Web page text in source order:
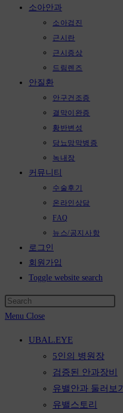
소아안과
소아검진
근시란
근시증상
드림렌즈
안질환
안구건조증
결막이완증
황반변성
당뇨망막병증
녹내장
커뮤니티
수술후기
온라인상담
FAQ
뉴스/공지사항
로그인
회원가입
Toggle website search
Menu Close
UBAL.EYE
5인의 병원장
검증된 안과장비
유밸안과 둘러보기
유밸스토리